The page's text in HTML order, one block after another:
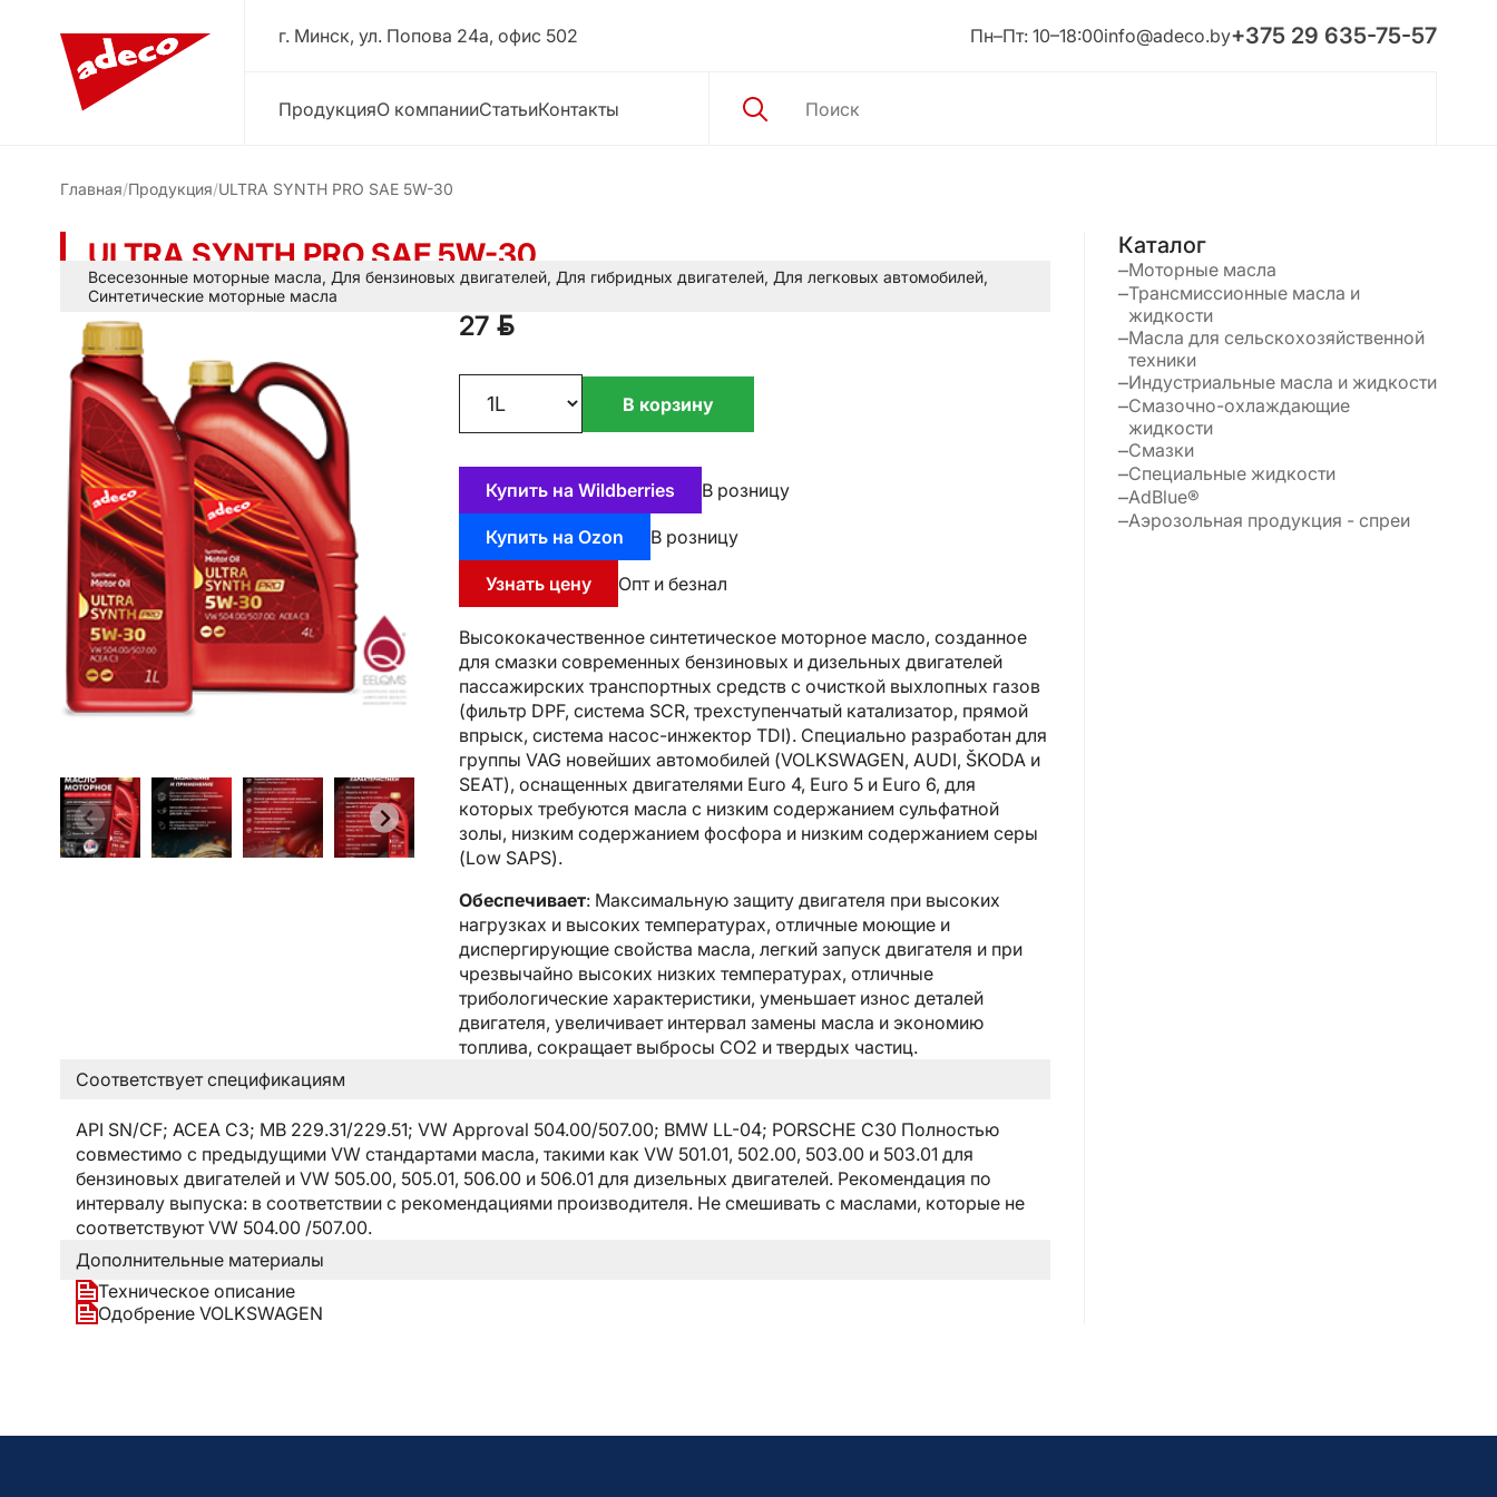
г. Минск, ул. Попова 24a, офис 502 Пн–Пт: 10–18:00info@adeco.by+375 29 635-75-57
ПродукцияО компанииСтатьиКонтакты
Главная Продукция ULTRA SYNTH PRO SAE 5W-30
ULTRA SYNTH PRO SAE 5W-30
Всесезонные моторные масла, Для бензиновых двигателей, Для гибридных двигателей, Для легковых автомобилей,
Синтетические моторные масла
27 BYN
В корзину
Купить на Wildberries В розницу
Купить на Ozon В розницу
Узнать цену Опт и безнал
Высококачественное синтетическое моторное масло, созданное
для смазки современных бензиновых и дизельных двигателей
пассажирскиx транспортныx средств с очисткой выхлопных газов
(фильтр DPF, система SCR, трехступенчатый катализатор, прямой
впрыск, система насос-инжектор TDI). Специально разработан для
группы VAG новейших автомобилей (VOLKSWAGEN, AUDI, ŠKODA и
SEAT), оснащенных двигателями Euro 4, Euro 5 и Euro 6, для
которых требуются масла с низким содержанием сульфатной
золы, низким содержанием фосфора и низким содержанием серы
(Low SAPS).
Обеспечивает: Максимальную защиту двигателя при высоких
нагрузках и высоких температурах, отличные моющие и
диспергирующие свойства масла, легкий запуск двигателя и при
чрезвычайно высоких низких температурах, отличные
трибологические характеристики, уменьшает износ деталей
двигателя, увеличивает интервал замены масла и экономию
топлива, сокращает выбросы CO2 и твердых частиц.
Соответствует спецификациям
API SN/CF; ACEA C3; MB 229.31/229.51; VW Approval 504.00/507.00; BMW LL-04; PORSCHE C30 Полностью
совместимо с предыдущими VW стандартами масла, такими как VW 501.01, 502.00, 503.00 и 503.01 для
бензиновых двигателей и VW 505.00, 505.01, 506.00 и 506.01 для дизельных двигателей. Рекомендация по
интервалу выпуска: в соответствии с рекомендациями производителя. Не смешивать с маслами, которые не
соответствуют VW 504.00 /507.00.
Дополнительные материалы
Техническое описание
Одобрение VOLKSWAGEN
Каталог
Моторные масла
Трансмиссионные масла и
жидкости
Масла для сельскохозяйственной
техники
Индустриальные масла и жидкости
Смазочно-охлаждающие
жидкости
Смазки
Специальные жидкости
AdBlue®
Аэрозольная продукция - спреи